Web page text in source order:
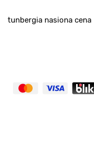
tunbergia nasiona cena